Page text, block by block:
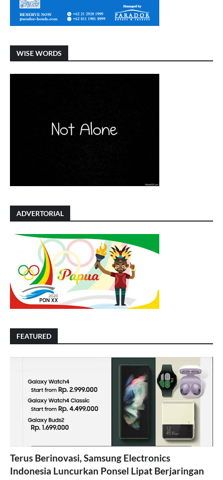
WISE WORDS
ADVERTORIAL
FEATURED
Terus Berinovasi, Samsung Electronics
Indonesia Luncurkan Ponsel Lipat Berjaringan